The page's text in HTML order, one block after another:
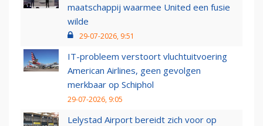
maatschappij waarmee United een fusie
wilde
29-07-2026, 9:51
IT-probleem verstoort vluchtuitvoering
American Airlines, geen gevolgen
merkbaar op Schiphol
29-07-2026, 9:05
Lelystad Airport bereidt zich voor op